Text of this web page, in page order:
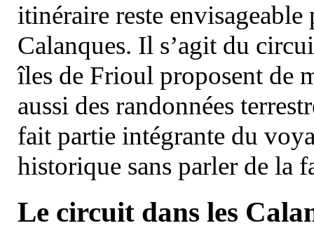
itinéraire reste
Calanques. Il s’agit du
îles de Frioul proposent de
aussi des randonnées
fait partie intégrante du
historique sans parler de la
Le circuit dans les